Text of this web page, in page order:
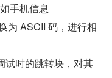
手机信息
为 ASCII 码，进行相
试时的跳转块，对其